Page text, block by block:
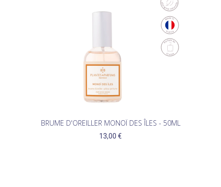
BRUME D'OREILLER MONOÏ DES ÎLES - 50ML
13,00 €